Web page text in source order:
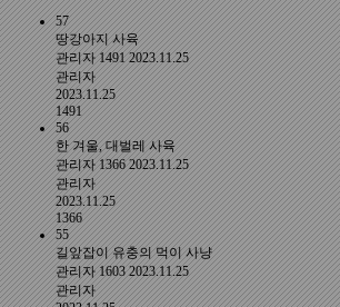
57
땅강아지 사육
관리자 1491 2023.11.25
관리자
2023.11.25
1491
56
한 겨울, 대벌레 사육
관리자 1366 2023.11.25
관리자
2023.11.25
1366
55
길앞잡이 유충의 먹이 사냥
관리자 1603 2023.11.25
관리자